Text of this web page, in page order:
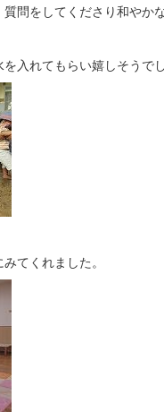
問をしてくださり和やか
入れてもらい嬉しそうでし
てくれました。